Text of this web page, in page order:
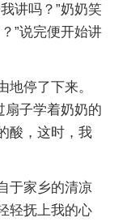
讲吗？”奶奶笑
”说完便开始讲
地停了下来。
扇子学着奶奶的
酸，这时，我
于家乡的清凉
轻抚上我的心